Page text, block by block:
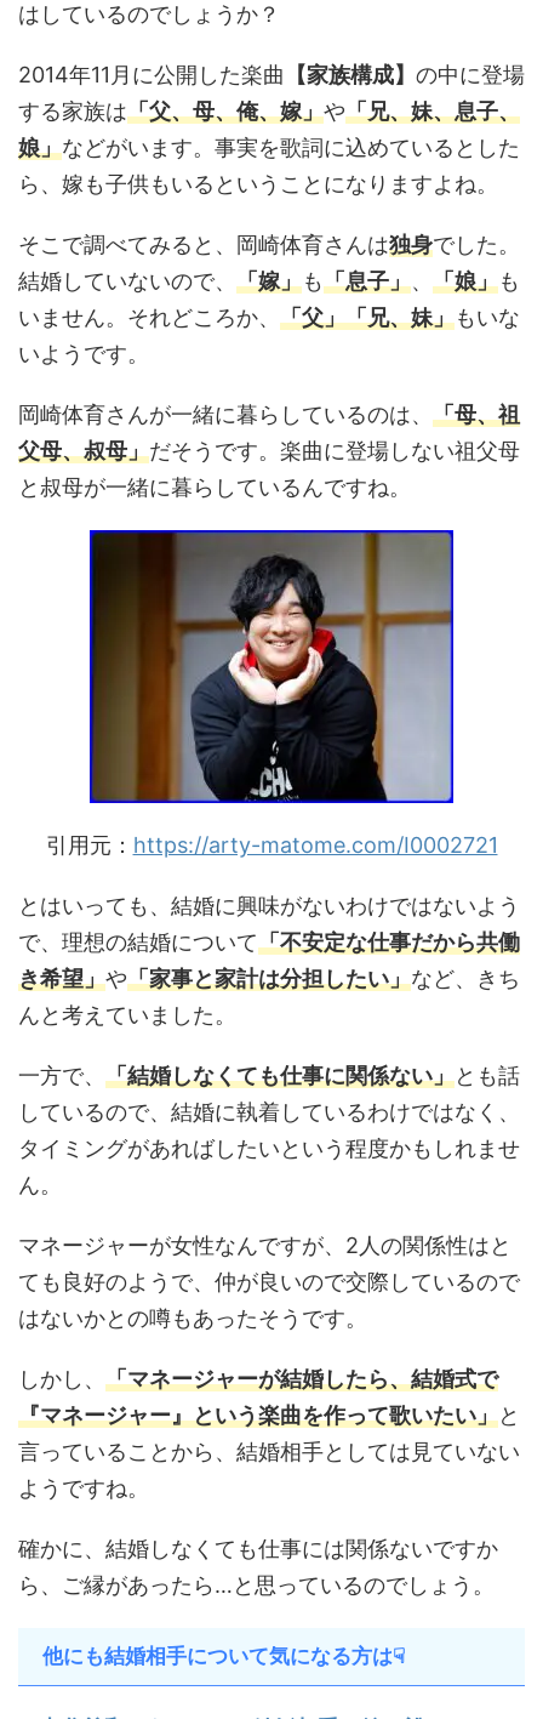
はしているのでしょうか？
2014年11月に公開した楽曲 【家族構成】 の中に登場
する家族は「父、母、俺、嫁」や「兄、妹、息子、
娘」などがいます。事実を歌詞に込めているとした
ら、嫁も子供もいるということになりますよね。
そこで調べてみると、岡崎体育さんは独身でした。
結婚していないので、 「嫁」も「息子」、 「娘」も
いません。それどころか、 「父」「兄、妹」もいな
いようです。
岡崎体育さんが一緒に暮らしているのは、 「母、祖
父母、叔母」だそうです。楽曲に登場しない祖父母
と叔母が一緒に暮らしているんですね。
引用元： https://arty-matome.com/I0002721
とはいっても、結婚に興味がないわけではないよう
で、理想の結婚について「不安定な仕事だから共働
き希望」や「家事と家計は分担したい」など、きち
んと考えていました。
一方で、 「結婚しなくても仕事に関係ない」とも話
しているので、結婚に執着しているわけではなく、
タイミングがあればしたいという程度かもしれませ
ん。
マネージャーが女性なんですが、2人の関係性はと
ても良好のようで、仲が良いので交際しているので
はないかとの噂もあったそうです。
しかし、 「マネージャーが結婚したら、結婚式で
『マネージャー』という楽曲を作って歌いたい」と
言っていることから、結婚相手としては見ていない
ようですね。
確かに、結婚しなくても仕事には関係ないですか
ら、ご縁があったら…と思っているのでしょう。
他にも結婚相手について気になる方は☟